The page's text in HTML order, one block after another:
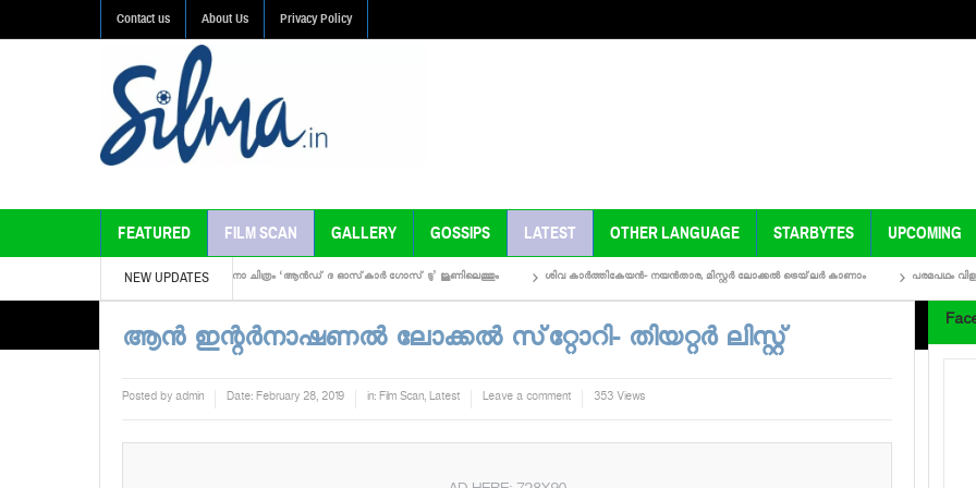
Contact us About Us Privacy Policy
FEATURED FILM SCAN GALLERY GOSSIPS LATEST OTHER LANGUAGE STARBYTES UPCOMING
NEW UPDATES
ടോവിനോ ചിത്രം ‘ആന്‍ഡ് ദ ഓസ്‌കാര്‍ ഗോസ് ടു’ ജൂണിലെത്തും ശിവ കാര്‍ത്തികേയന്‍- നയന്‍താര, മിസ്റ്റര്‍ ലോക്കല്‍ ട്രെയ്‌ലര്‍ കാണാം പരമപഥം വിളയാട്ട്- തൃഷ
ആന്‍ ഇന്റര്‍നാഷണല്‍ ലോക്കല്‍ സ്‌റ്റോറി- തിയറ്റര്‍ ലിസ്റ്റ്
Posted by admin Date: February 28, 2019 in: Film Scan, Latest Leave a comment 353 Views